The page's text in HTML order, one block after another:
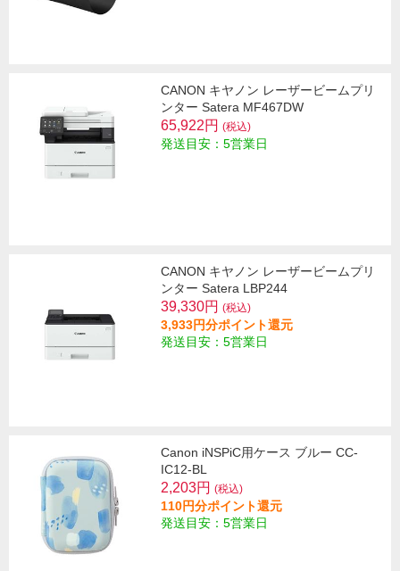
CANON キヤノン レーザービームプリ
ンター Satera MF467DW
65,922円 (税込)
発送目安：5営業日
CANON キヤノン レーザービームプリ
ンター Satera LBP244
39,330円 (税込)
3,933円分ポイント還元
発送目安：5営業日
Canon iNSPiC用ケース ブルー CC-
IC12-BL
2,203円 (税込)
110円分ポイント還元
発送目安：5営業日